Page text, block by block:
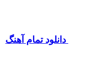
دانلود تمام آهنگ